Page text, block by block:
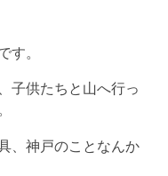
す。
子供たちと山へ行っ
、神戸のことなんか